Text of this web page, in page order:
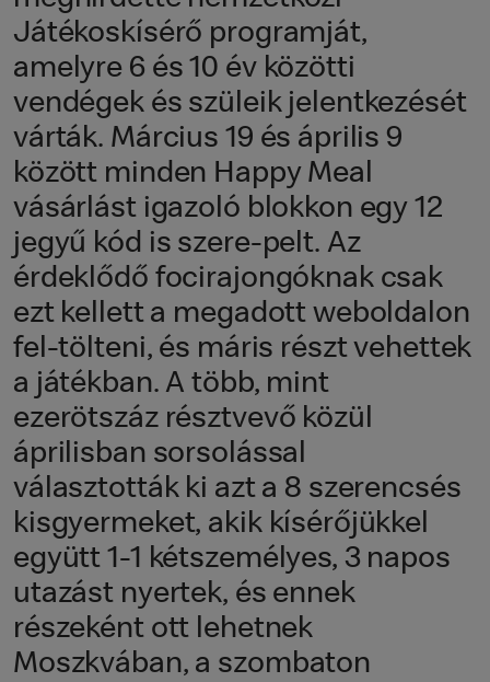
Játékoskísérő programját,
amelyre 6 és 10 év közötti
vendégek és szüleik jelentkezését
várták. Március 19 és április 9
között minden Happy Meal
vásárlást igazoló blokkon egy 12
jegyű kód is szere-pelt. Az
érdeklődő focirajongóknak csak
ezt kellett a megadott weboldalon
fel-tölteni, és máris részt vehettek
a játékban. A több, mint
ezerötszáz résztvevő közül
áprilisban sorsolással
választották ki azt a 8 szerencsés
kisgyermeket, akik kísérőjükkel
együtt 1-1 kétszemélyes, 3 napos
utazást nyertek, és ennek
részeként ott lehetnek
Moszkvában, a szombaton